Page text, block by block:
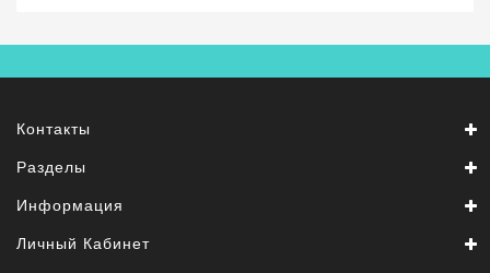
Контакты
Разделы
Информация
Личный Кабинет